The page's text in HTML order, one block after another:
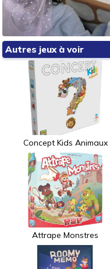
Autres jeux à voir
Concept Kids Animaux
Attrape Monstres